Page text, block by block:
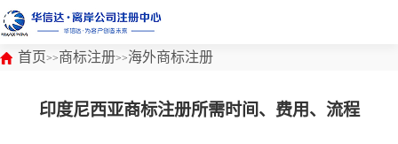
首页>>商标注册>>海外商标注册
印度尼西亚商标注册所需时间、费用、流程